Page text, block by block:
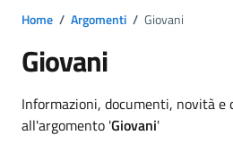
Home / Argomenti / Giovani
Giovani
Dettagli
Informazioni, documenti, novità
all'argomento 'Giovani'